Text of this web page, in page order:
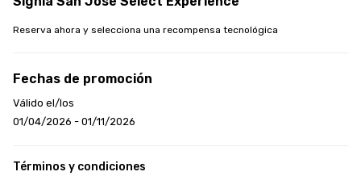
Reserva ahora y selecciona una recompensa tecnológica
Fechas de promoción
Válido el/los
01/04/2026 - 01/11/2026
Términos y condiciones